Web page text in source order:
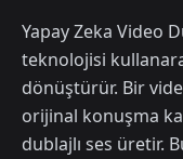
Yapay Zeka Video
teknolojisi
dönüştürür. Bir
orijinal konuşma
dublajlı ses üretir.